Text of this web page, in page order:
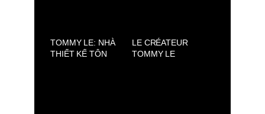
TOMMY LE: NHÀ
THIẾT KẾ TÔN
LE CRÉATEUR
TOMMY LE